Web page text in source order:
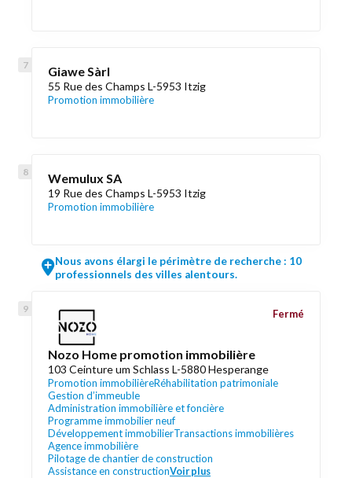
Giawe Sàrl
55 Rue des Champs L-5953 Itzig
Promotion immobilière
Wemulux SA
19 Rue des Champs L-5953 Itzig
Promotion immobilière
Nous avons élargi le périmètre de recherche : 10
professionnels des villes alentours.
Nozo Home promotion immobilière
103 Ceinture um Schlass L-5880 Hesperange
Promotion immobilièreRéhabilitation patrimoniale
Gestion d’immeuble
Administration immobilière et foncière
Programme immobilier neuf
Développement immobilierTransactions immobilières
Agence immobilière
Pilotage de chantier de construction
Assistance en constructionVoir plus
Fermé